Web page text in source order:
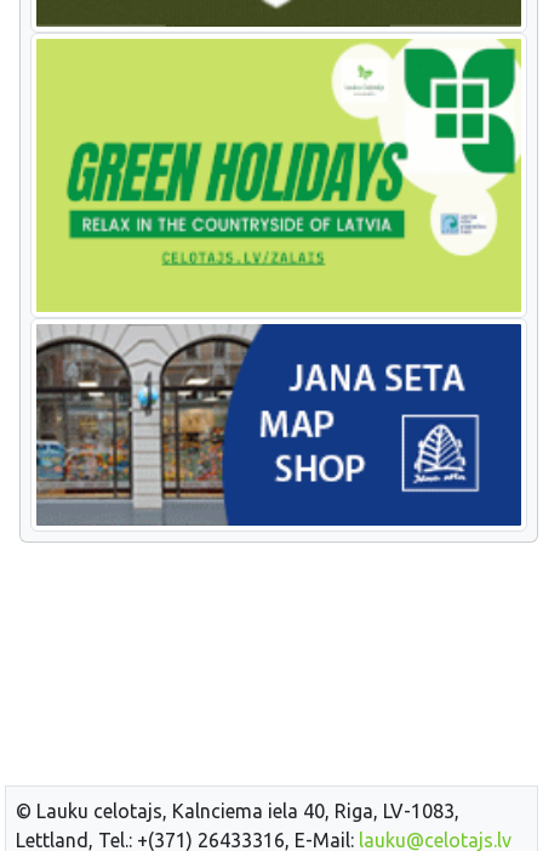
© Lauku celotajs, Kalnciema iela 40, Riga, LV-1083,
Lettland, Tel.: +(371) 26433316, E-Mail: lauku@celotajs.lv